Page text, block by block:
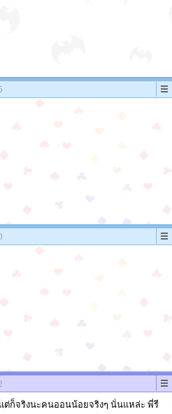
ก็จริงนะคนออนน้อยจริงๆ นั่นแหล่ะ พี่รี